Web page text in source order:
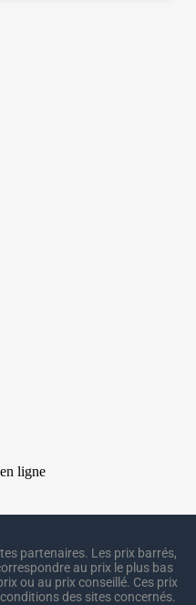
partenaires. Les prix barrés,
au prix le plus bas
ou au prix conseillé. Ces prix
des sites concernés.